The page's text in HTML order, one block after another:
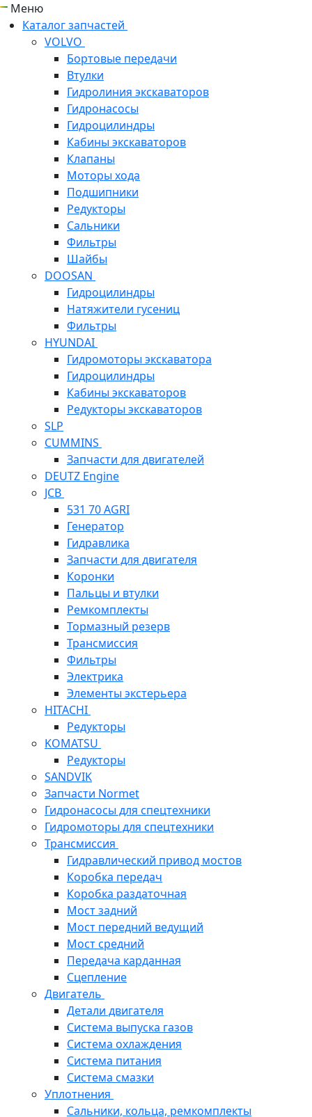
Меню
Каталог запчастей
VOLVO
Бортовые передачи
Втулки
Гидролиния экскаваторов
Гидронасосы
Гидроцилиндры
Кабины экскаваторов
Клапаны
Моторы хода
Подшипники
Редукторы
Сальники
Фильтры
Шайбы
DOOSAN
Гидроцилиндры
Натяжители гусениц
Фильтры
HYUNDAI
Гидромоторы экскаватора
Гидроцилиндры
Кабины экскаваторов
Редукторы экскаваторов
SLP
CUMMINS
Запчасти для двигателей
DEUTZ Engine
JCB
531 70 AGRI
Генератор
Гидравлика
Запчасти для двигателя
Коронки
Пальцы и втулки
Ремкомплекты
Тормазный резерв
Трансмиссия
Фильтры
Электрика
Элементы экстерьера
HITACHI
Редукторы
KOMATSU
Редукторы
SANDVIK
Запчасти Normet
Гидронасосы для спецтехники
Гидромоторы для спецтехники
Трансмиссия
Гидравлический привод мостов
Коробка передач
Коробка раздаточная
Мост задний
Мост передний ведущий
Мост средний
Передача карданная
Сцепление
Двигатель
Детали двигателя
Система выпуска газов
Система охлаждения
Система питания
Система смазки
Уплотнения
Сальники, кольца, ремкомплекты